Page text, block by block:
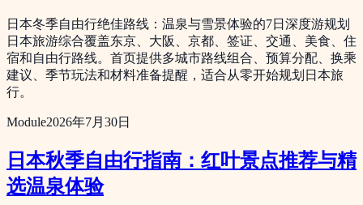
日本冬季自由行绝佳路线：温泉与雪景体验的7日深度游规划
日本旅游综合覆盖东京、大阪、京都、签证、交通、美食、住
宿和自由行路线。首页提供多城市路线组合、预算分配、换乘
建议、季节玩法和材料准备提醒，适合从零开始规划日本旅
行。
Module2026年7月30日
日本秋季自由行指南：红叶景点推荐与精
选温泉体验